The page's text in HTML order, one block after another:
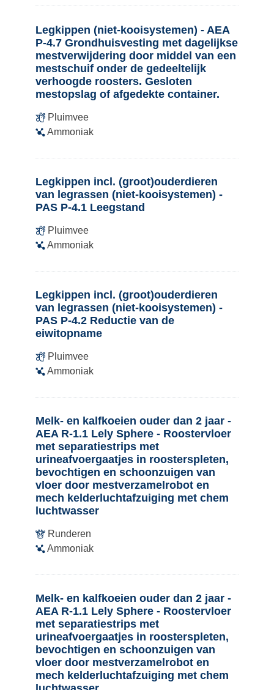
Legkippen (niet-kooisystemen) - AEA
P-4.7 Grondhuisvesting met dagelijkse
mestverwijdering door middel van een
mestschuif onder de gedeeltelijk
verhoogde roosters. Gesloten
mestopslag of afgedekte container.
Pluimvee
Ammoniak
Legkippen incl. (groot)ouderdieren
van legrassen (niet-kooisystemen) -
PAS P-4.1 Leegstand
Pluimvee
Ammoniak
Legkippen incl. (groot)ouderdieren
van legrassen (niet-kooisystemen) -
PAS P-4.2 Reductie van de
eiwitopname
Pluimvee
Ammoniak
Melk- en kalfkoeien ouder dan 2 jaar -
AEA R-1.1 Lely Sphere - Roostervloer
met separatiestrips met
urineafvoergaatjes in roosterspleten,
bevochtigen en schoonzuigen van
vloer door mestverzamelrobot en
mech kelderluchtafzuiging met chem
luchtwasser
Runderen
Ammoniak
Melk- en kalfkoeien ouder dan 2 jaar -
AEA R-1.1 Lely Sphere - Roostervloer
met separatiestrips met
urineafvoergaatjes in roosterspleten,
bevochtigen en schoonzuigen van
vloer door mestverzamelrobot en
mech kelderluchtafzuiging met chem